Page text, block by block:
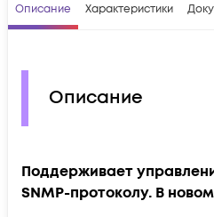
Описание Характеристики
Описание
Поддерживает
SNMP-протоколу. В